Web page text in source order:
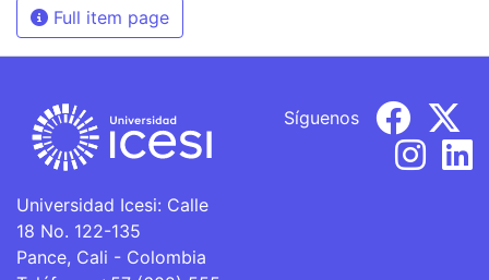
Full item page
Universidad Icesi: Calle
18 No. 122-135
Pance, Cali - Colombia
Síguenos